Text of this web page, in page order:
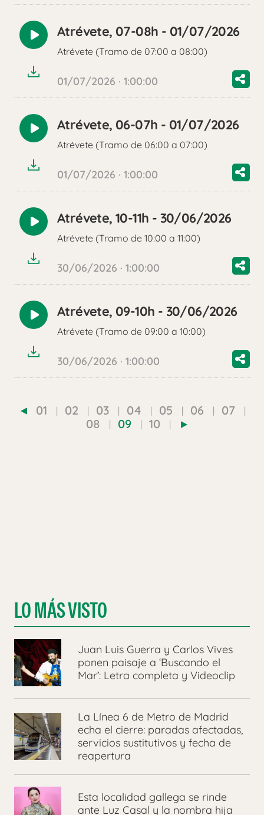
Reproducir
audio
Atrévete, 07-08h - 01/07/2026
Atrévete (Tramo de 07:00 a 08:00)
01/07/2026 · 1:00:00
Reproducir
audio
Atrévete, 06-07h - 01/07/2026
Atrévete (Tramo de 06:00 a 07:00)
01/07/2026 · 1:00:00
Reproducir
audio
Atrévete, 10-11h - 30/06/2026
Atrévete (Tramo de 10:00 a 11:00)
30/06/2026 · 1:00:00
Reproducir
audio
Atrévete, 09-10h - 30/06/2026
Atrévete (Tramo de 09:00 a 10:00)
30/06/2026 · 1:00:00
01 02 03 04 05 06
07
08
09 10
LO MÁS VISTO
Juan Luis Guerra y Carlos Vives
ponen paisaje a ‘Buscando el
Mar’: Letra completa y Videoclip
La Línea 6 de Metro de Madrid
echa el cierre: paradas afectadas,
servicios sustitutivos y fecha de
reapertura
Esta localidad gallega se rinde
ante Luz Casal y la nombra hija